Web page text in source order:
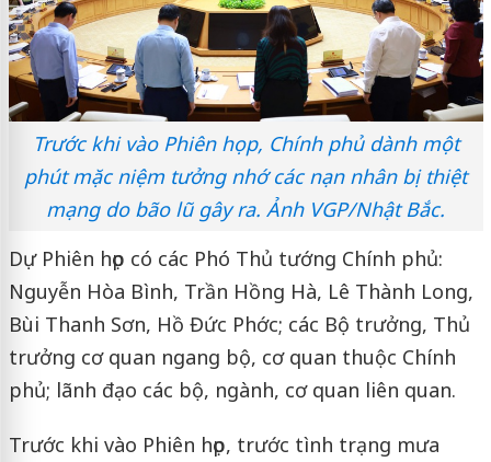
Trước khi vào Phiên họp, Chính phủ dành một
phút mặc niệm tưởng nhớ các nạn nhân bị thiệt
mạng do bão lũ gây ra. Ảnh VGP/Nhật Bắc.
Dự Phiên họp có các Phó Thủ tướng Chính phủ:
Nguyễn Hòa Bình, Trần Hồng Hà, Lê Thành Long,
Bùi Thanh Sơn, Hồ Đức Phớc; các Bộ trưởng, Thủ
trưởng cơ quan ngang bộ, cơ quan thuộc Chính
phủ; lãnh đạo các bộ, ngành, cơ quan liên quan.
Trước khi vào Phiên họp, trước tình trạng mưa